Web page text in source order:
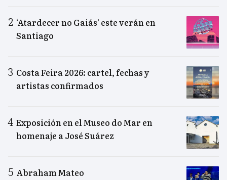
‘Atardecer no Gaiás’ este verán en
Santiago
Costa Feira 2026: cartel, fechas y
artistas confirmados
Exposición en el Museo do Mar en
homenaje a José Suárez
Abraham Mateo